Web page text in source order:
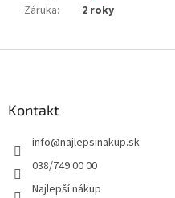
Záruka: 2 roky
Kontakt
info@najlepsinakup.sk
038/749 00 00
Najlepší nákup